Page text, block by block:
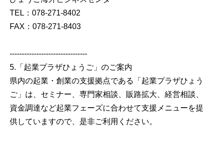
TEL：078-271-8402
FAX：078-271-8403
--------------------------------
5.「起業プラザひょうご」のご案内
県内の起業・創業の支援拠点である「起業プラザひょう
ご」は、セミナー、専門家相談、販路拡大、経営相談、
資金調達など起業フェーズに合わせて支援メニューを提
供していますので、是非ご利用ください。